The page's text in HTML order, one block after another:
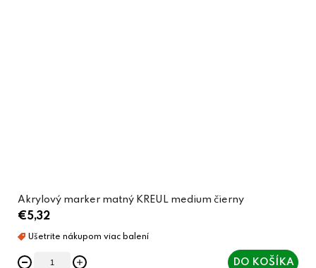
Akrylový marker matný KREUL medium čierny
€5,32
DO KOŠÍKA